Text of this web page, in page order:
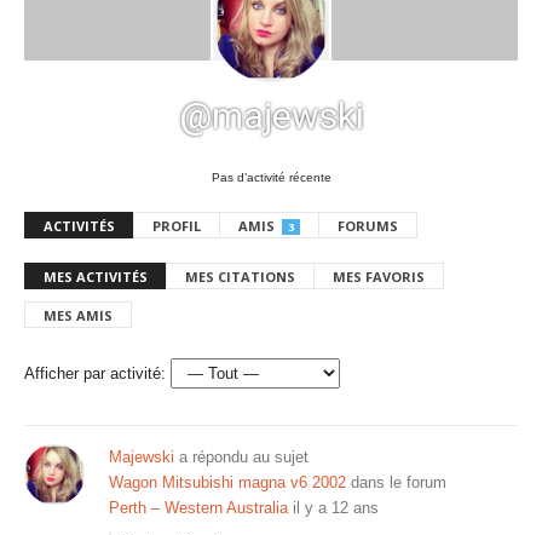
@majewski
Pas d’activité récente
ACTIVITÉS PROFIL AMIS 3 FORUMS
MES ACTIVITÉS MES CITATIONS MES FAVORIS
MES AMIS
Afficher par activité:
Majewski a répondu au sujet
Wagon Mitsubishi magna v6 2002 dans le forum
Perth – Western Australia il y a 12 ans